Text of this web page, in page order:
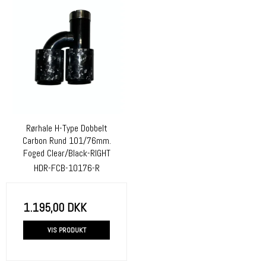
Rørhale H-Type Dobbelt
Carbon Rund 101/76mm.
Foged Clear/Black-RIGHT
HDR-FCB-10176-R
1.195,00 DKK
VIS PRODUKT